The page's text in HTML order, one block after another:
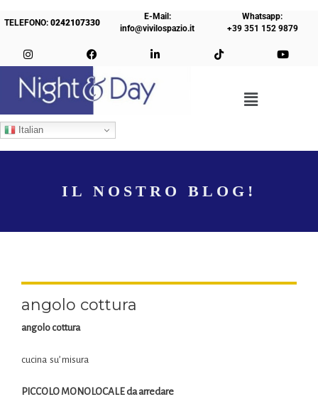
TELEFONO:0242107330
E-Mail:
info@vivilospazio.it
Whatsapp:
+39 351 152 9879
Italian
IL NOSTRO BLOG!
angolo cottura
angolo cottura
cucina su’ misura
PICCOLO MONOLOCALE da arredare